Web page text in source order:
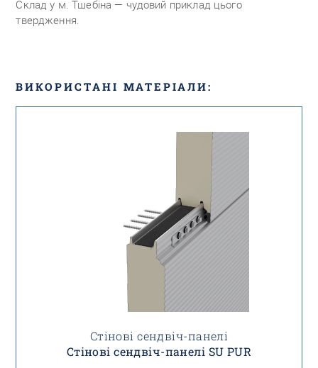
Склад у м. Тшебіна ― чудовий приклад цього
твердження.
ВИКОРИСТАНІ МАТЕРІАЛИ:
Стінові сендвіч-панелі
Стінові сендвіч-панелі SU PUR